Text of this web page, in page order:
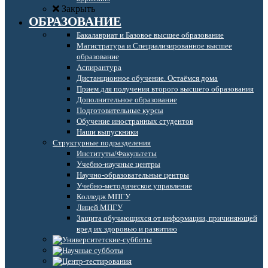
Закрыть
ОБРАЗОВАНИЕ
Бакалавриат и Базовое высшее образование
Магистратура и Специализированное высшее
образование
Аспирантура
Дистанционное обучение. Остаёмся дома
Прием для получения второго высшего образования
Дополнительное образование
Подготовительные курсы
Обучение иностранных студентов
Наши выпускники
Структурные подразделения
Институты/Факультеты
Учебно-научные центры
Научно-образовательные центры
Учебно-методическое управление
Колледж МПГУ
Лицей МПГУ
Защита обучающихся от информации, причиняющей
вред их здоровью и развитию